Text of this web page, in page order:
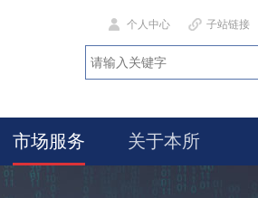
个人中心 子站链接
市场服务 关于本所